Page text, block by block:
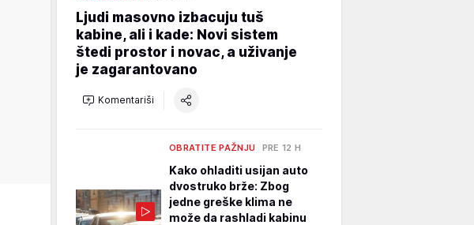
Ljudi masovno izbacuju tuš
kabine, ali i kade: Novi sistem
štedi prostor i novac, a uživanje
je zagarantovano
Komentariši
OBRATITE PAŽNJU PRE 12 H
Kako ohladiti usijan auto
dvostruko brže: Zbog
jedne greške klima ne
može da rashladi kabinu